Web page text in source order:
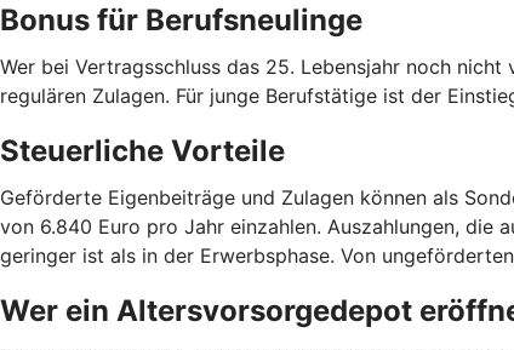
Bonus für Berufsneulinge
Wer bei Vertragsschluss das 25. Lebensjahr noch
regulären Zulagen. Für junge Berufstätige ist der
Steuerliche Vorteile
Geförderte Eigenbeiträge und Zulagen können als
von 6.840 Euro pro Jahr einzahlen. Auszahlungen, die
geringer ist als in der Erwerbsphase. Von
Wer ein Altersvorsorgedepot